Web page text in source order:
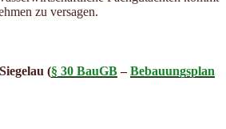
zu versagen.
(§ 30 BauGB–Bebauungsplan